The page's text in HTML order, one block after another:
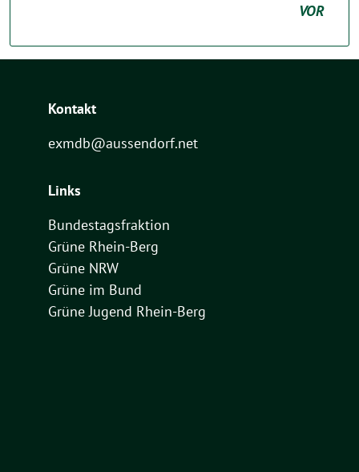
VOR
Kontakt
exmdb@aussendorf.net
Links
Bundestagsfraktion
Grüne Rhein-Berg
Grüne NRW
Grüne im Bund
Grüne Jugend Rhein-Berg